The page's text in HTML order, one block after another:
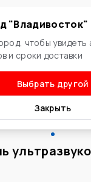
"Владивосток"
чтобы увидеть
и сроки доставки
Выбрать другой
Закрыть